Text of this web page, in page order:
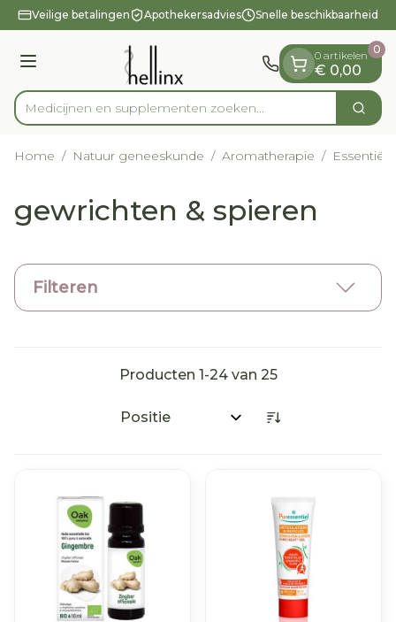
Ga naar de inhoud
1 van 1
Veilige betalingen Apothekersadvies Snelle beschikbaarheid
Menu
Product, merk, categorie...
Medicijnen en supplementen Zoek
0 artikelen
€ 0,00
0
Home / Natuur geneeskunde / Aromatherapie /
gewrichten & spieren
Filteren
Producten 1-24van 25
Sorteer op: